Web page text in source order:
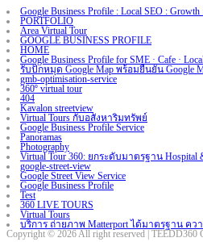
Google Business Profile : Local SEO : Growth
PORTFOLIO
Area Virtual Tour
GOOGLE BUSINESS PROFILE
HOME
Google Business Profile for SME · Cafe ·
รับปักหมุด Google Map พร้อมยืนยัน Google
gmb-optimisation-service
360º virtual tour
404
Kavalon streetview
Virtual Tours กับอสังหาริมทรัพย์
Google Business Profile Service
Panoramas
Photography
Virtual Tour 360: ยกระดับมาตรฐาน
google-street-view
Google Street View Service
Google Business Profile
Test
360 LIVE TOURS
Virtual Tours
บริการ ถ่ายภาพ Matterport ได้มาตรฐาน คว
Copyright © 2026 All right reserved | TEEDD360